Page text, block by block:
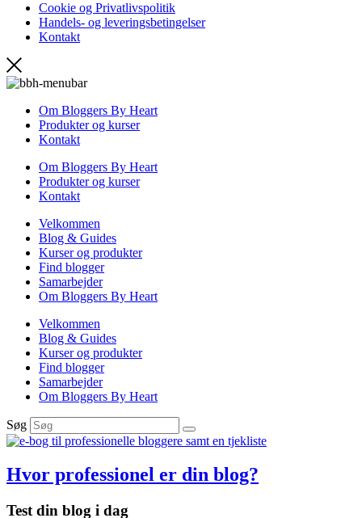
Cookie og Privatlivspolitik
Handels- og leveringsbetingelser
Kontakt
Om Bloggers By Heart
Produkter og kurser
Kontakt
Om Bloggers By Heart
Produkter og kurser
Kontakt
Velkommen
Blog & Guides
Kurser og produkter
Find blogger
Samarbejder
Om Bloggers By Heart
Velkommen
Blog & Guides
Kurser og produkter
Find blogger
Samarbejder
Om Bloggers By Heart
Søg
Hvor professionel er din blog?
Test din blog i dag